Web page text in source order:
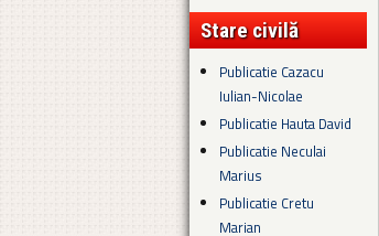
Stare civilă
Publicatie Cazacu
Iulian-Nicolae
Publicatie Hauta David
Publicatie Neculai
Marius
Publicatie Cretu
Marian